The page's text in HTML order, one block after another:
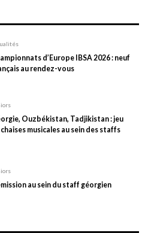
d’Europe IBSA 2026 : neuf
au rendez-vous
Ouzbékistan, Tadjikistan : jeu
musicales au sein des staffs
au sein du staff géorgien